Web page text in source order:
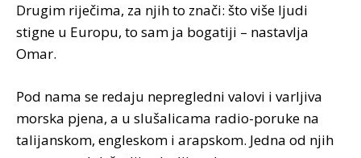
Drugim riječima, za njih to znači: što više ljudi
stigne u Europu, to sam ja bogatiji – nastavlja
Omar.
Pod nama se redaju nepregledni valovi i varljiva
morska pjena, a u slušalicama radio-poruke na
talijanskom, engleskom i arapskom. Jedna od njih